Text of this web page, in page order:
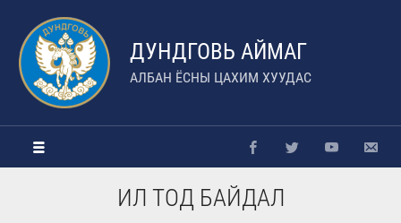
ДУНДГОВЬ АЙМАГ
АЛБАН ЁСНЫ ЦАХИМ ХУУДАС
ИЛ ТОД БАЙДАЛ